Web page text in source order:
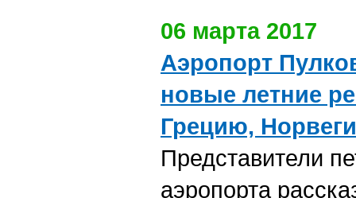
06 марта 2017
Аэропорт
новые летние
Грецию,
Представители
аэропорта